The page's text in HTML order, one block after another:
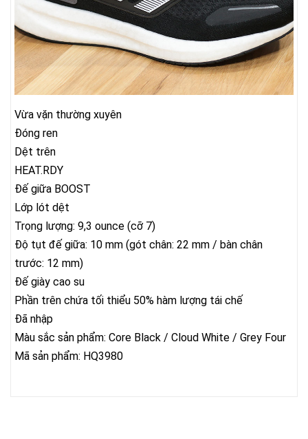
Vừa vặn thường xuyên
Đóng ren
Dệt trên
HEAT.RDY
Đế giữa BOOST
Lớp lót dệt
Trọng lượng: 9,3 ounce (cỡ 7)
Độ tụt đế giữa: 10 mm (gót chân: 22 mm / bàn chân
trước: 12 mm)
Đế giày cao su
Phần trên chứa tối thiểu 50% hàm lượng tái chế
Đã nhập
Màu sắc sản phẩm: Core Black / Cloud White / Grey Four
Mã sản phẩm: HQ3980